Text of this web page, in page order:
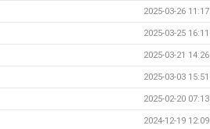
2025-03-26 11:17
2025-03-25 16:11
2025-03-21 14:26
2025-03-03 15:51
2025-02-20 07:13
2024-12-19 12:09